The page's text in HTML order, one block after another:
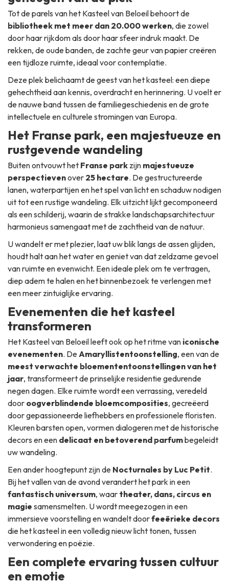
Tot de parels van het Kasteel van Beloeil behoort de
bibliotheek met meer dan 20.000 werken, die zowel
door haar rijkdom als door haar sfeer indruk maakt. De
rekken, de oude banden, de zachte geur van papier creëren
een tijdloze ruimte, ideaal voor contemplatie.
Deze plek belichaamt de geest van het kasteel: een diepe
gehechtheid aan kennis, overdracht en herinnering. U voelt er
de nauwe band tussen de familiegeschiedenis en de grote
intellectuele en culturele stromingen van Europa.
Het Franse park, een majestueuze en
rustgevende wandeling
Buiten ontvouwt het Franse park zijn majestueuze
perspectievenover 25 hectare. De gestructureerde
lanen, waterpartijen en het spel van licht en schaduw nodigen
uit tot een rustige wandeling. Elk uitzicht lijkt gecomponeerd
als een schilderij, waarin de strakke landschapsarchitectuur
harmonieus samengaat met de zachtheid van de natuur.
U wandelt er met plezier, laat uw blik langs de assen glijden,
houdt halt aan het water en geniet van dat zeldzame gevoel
van ruimte en evenwicht. Een ideale plek om te vertragen,
diep adem te halen en het binnenbezoek te verlengen met
een meer zintuiglijke ervaring.
Evenementen die het kasteel
transformeren
Het Kasteel van Beloeil leeft ook op het ritme van iconische
evenementen. De Amaryllistentoonstelling, een van de
meest verwachte bloemententoonstellingen van het
jaar, transformeert de prinselijke residentie gedurende
negen dagen. Elke ruimte wordt een verrassing, veredeld
door oogverblindende bloemcomposities, gecreëerd
door gepassioneerde liefhebbers en professionele floristen.
Kleuren barsten open, vormen dialogeren met de historische
decors en een delicaat en betoverend parfumbegeleidt
uw wandeling.
Een ander hoogtepunt zijn de Nocturnales by Luc Petit.
Bij het vallen van de avond verandert het park in een
fantastisch universum, waar theater, dans, circus en
magie samensmelten. U wordt meegezogen in een
immersieve voorstelling en wandelt doorfeeërieke decors
die het kasteel in een volledig nieuw licht tonen, tussen
verwondering en poëzie.
Een complete ervaring tussen cultuur
en emotie